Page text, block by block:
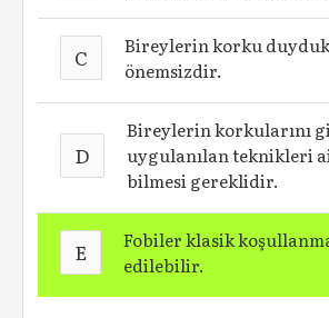
C
Bireylerin korku
önemsizdir.
D
Bireylerin korkularını
uygulanılan teknikleri
bilmesi gereklidir.
E
Fobiler klasik
edilebilir.